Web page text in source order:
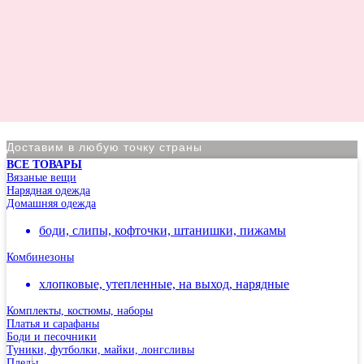
Доставим в любую точку страны
По Москве курьер в день оформления заказа
Вы на сайте Московского филиала
-5% на первый заказ (товар на скидках не участвует в
м.Чертановская.
ВСЕ ТОВАРЫ
Вязаные вещи
Нарядная одежда
Домашняя одежда
боди, слипы, кофточки, штанишки, пижамы
Комбинезоны
хлопковые, утепленные, на выход, нарядные
Комплекты, костюмы, наборы
Платья и сарафаны
Боди и песочники
Туники, футболки, майки, лонгсливы